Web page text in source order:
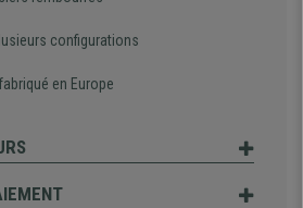
configurations
en Europe